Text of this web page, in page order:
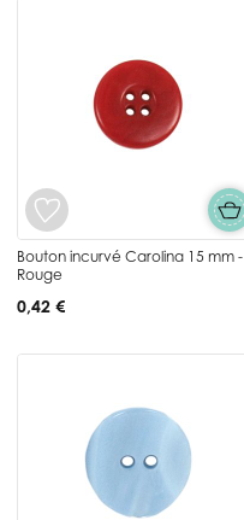
Bouton incurvé Carolina 15 mm -
Rouge
0,42 €